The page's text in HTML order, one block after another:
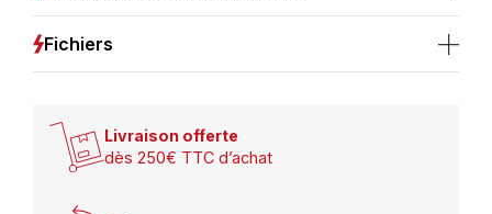
Fichiers
Livraison offerte
dès 250€ TTC d’achat